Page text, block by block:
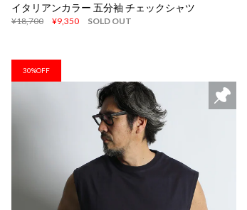
イタリアンカラー 五分袖 チェックシャツ
¥18,700 ¥9,350 SOLD OUT
30%OFF